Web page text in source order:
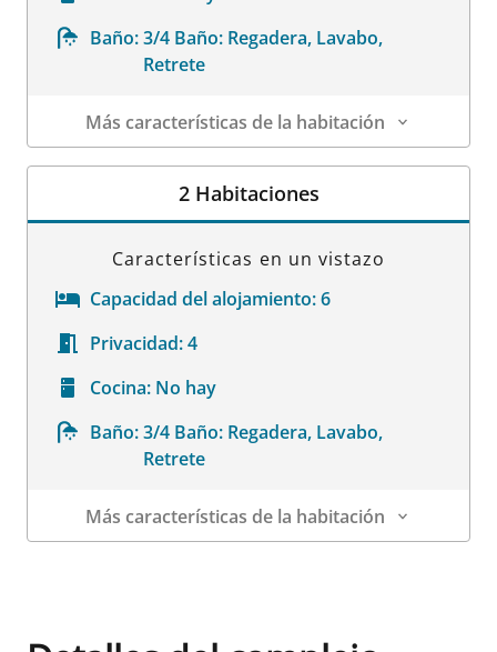
Baño: 3/4 Baño: Regadera, Lavabo,
Retrete
Más características de la habitación
Datos de la habitación
2 Habitaciones
Características en un vistazo
Capacidad del alojamiento:6
Privacidad:4
Cocina: No hay
Baño: 3/4 Baño: Regadera, Lavabo,
Retrete
Más características de la habitación